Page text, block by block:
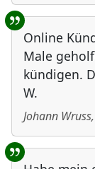
Online
Male
kündigen.
W.
Johann Wruss,